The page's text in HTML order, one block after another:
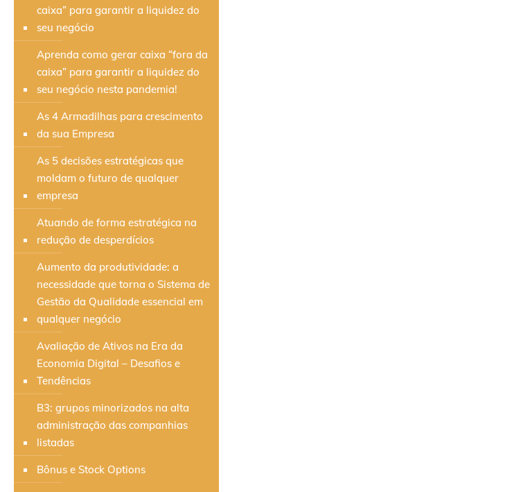
caixa” para garantir a liquidez do
seu negócio
Aprenda como gerar caixa “fora da
caixa” para garantir a liquidez do
seu negócio nesta pandemia!
As 4 Armadilhas para crescimento
da sua Empresa
As 5 decisões estratégicas que
moldam o futuro de qualquer
empresa
Atuando de forma estratégica na
redução de desperdícios
Aumento da produtividade: a
necessidade que torna o Sistema de
Gestão da Qualidade essencial em
qualquer negócio
Avaliação de Ativos na Era da
Economia Digital – Desafios e
Tendências
B3: grupos minorizados na alta
administração das companhias
listadas
Bônus e Stock Options